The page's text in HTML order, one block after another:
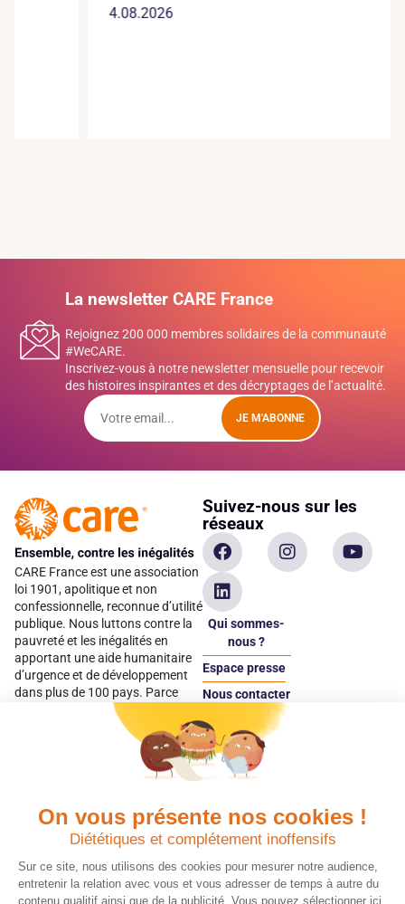
On vous présente nos cookies !
Diététiques et complétement inoffensifs
Sur ce site, nous utilisons des cookies pour mesurer notre audience,
entretenir la relation avec vous et vous adresser de temps à autre du
contenu qualitif ainsi que de la publicité. Vous pouvez sélectionner ici
La newsletter CARE France
Rejoignez 200 000 membres solidaires de la communauté
#WeCARE.
Inscrivez-vous à notre newsletter mensuelle pour recevoir
des histoires inspirantes et des décryptages de l’actualité.
JE M'ABONNE
CARE France est une association
loi 1901, apolitique et non
confessionnelle, reconnue d’utilité
publique. Nous luttons contre la
pauvreté et les inégalités en
apportant une aide humanitaire
d’urgence et de développement
dans plus de 100 pays. Parce
qu’elles sont les premières
victimes des inégalités, CARE met
les femmes et les filles au cœur
Suivez-nous sur les
réseaux
Qui sommes-
nous ?
Espace presse
Nous contacter
Espace
donateur
Quels avantages fiscaux ?
Chaque don effectué à une
association reconnue d’utilité
publique comme CARE, est
déductible jusqu’à 75 % de l’impôt
Donner en confiance
Vos dons sont
déductibles à 75 % de
vos impôts. Depuis
plus de 15 ans, CARE